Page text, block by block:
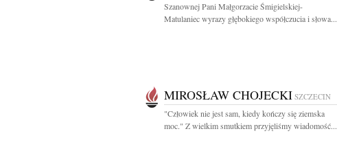
Szanownej Pani Małgorzacie Śmigielskiej-
Matulaniec wyrazy głębokiego współczucia i słowa...
MIROSŁAW CHOJECKI SZCZECIN
"Człowiek nie jest sam, kiedy kończy się ziemska
moc." Z wielkim smutkiem przyjęliśmy wiadomość...